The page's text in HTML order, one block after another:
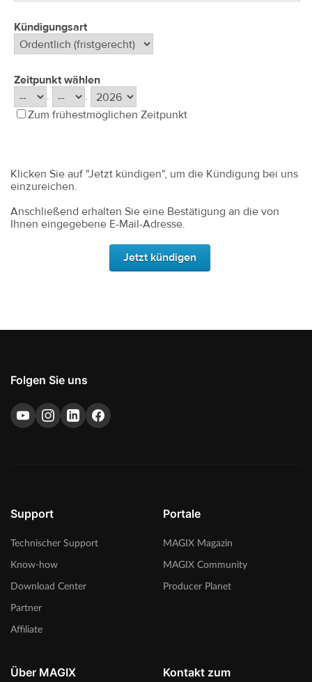
Folgen Sie uns
Support
Technischer Support
Know-how
Download Center
Partner
Affiliate
Portale
MAGIX Magazin
MAGIX Community
Producer Planet
Über MAGIX
Kontakt zum